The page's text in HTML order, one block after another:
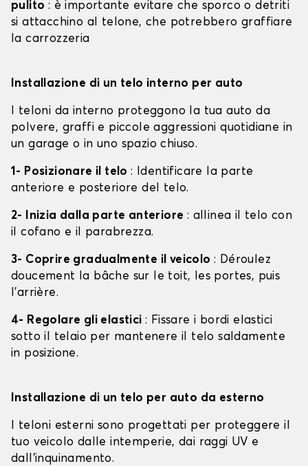
pulito : è importante evitare che sporco o detriti
si attacchino al telone, che potrebbero graffiare
la carrozzeria
Installazione di un telo interno per auto
I teloni da interno proteggono la tua auto da
polvere, graffi e piccole aggressioni quotidiane in
un garage o in uno spazio chiuso.
1- Posizionare il telo: Identificare la parte
anteriore e posteriore del telo.
2- Inizia dalla parte anteriore : allinea il telo con
il cofano e il parabrezza.
3- Coprire gradualmente il veicolo : Déroulez
doucement la bâche sur le toit, les portes, puis
l'arrière.
4- Regolare gli elastici : Fissare i bordi elastici
sotto il telaio per mantenere il telo saldamente
in posizione.
Installazione di un telo per auto da esterno
I teloni esterni sono progettati per proteggere il
tuo veicolo dalle intemperie, dai raggi UV e
dall'inquinamento.